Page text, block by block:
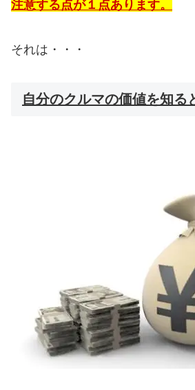
注意する点が１点あります。
それは・・・
自分のクルマの価値を知る